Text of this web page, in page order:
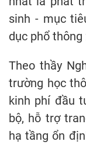
sinh - mục
dục phổ thông
Theo thầy
trường học
kinh phí đầu
bộ, hỗ trợ
hạ tầng ổn